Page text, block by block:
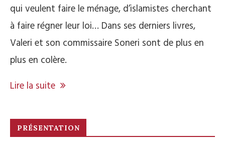
qui veulent faire le ménage, d’islamistes cherchant
à faire régner leur loi… Dans ses derniers livres,
Valeri et son commissaire Soneri sont de plus en
plus en colère.
Lire la suite
PRÉSENTATION